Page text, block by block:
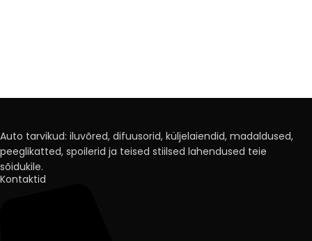
Auto tarvikud: iluvõred, difuusorid, küljelaiendid, madaldused,
peeglikatted, spoilerid ja teised stiilsed lahendused teie
sõidukile.
Kontaktid